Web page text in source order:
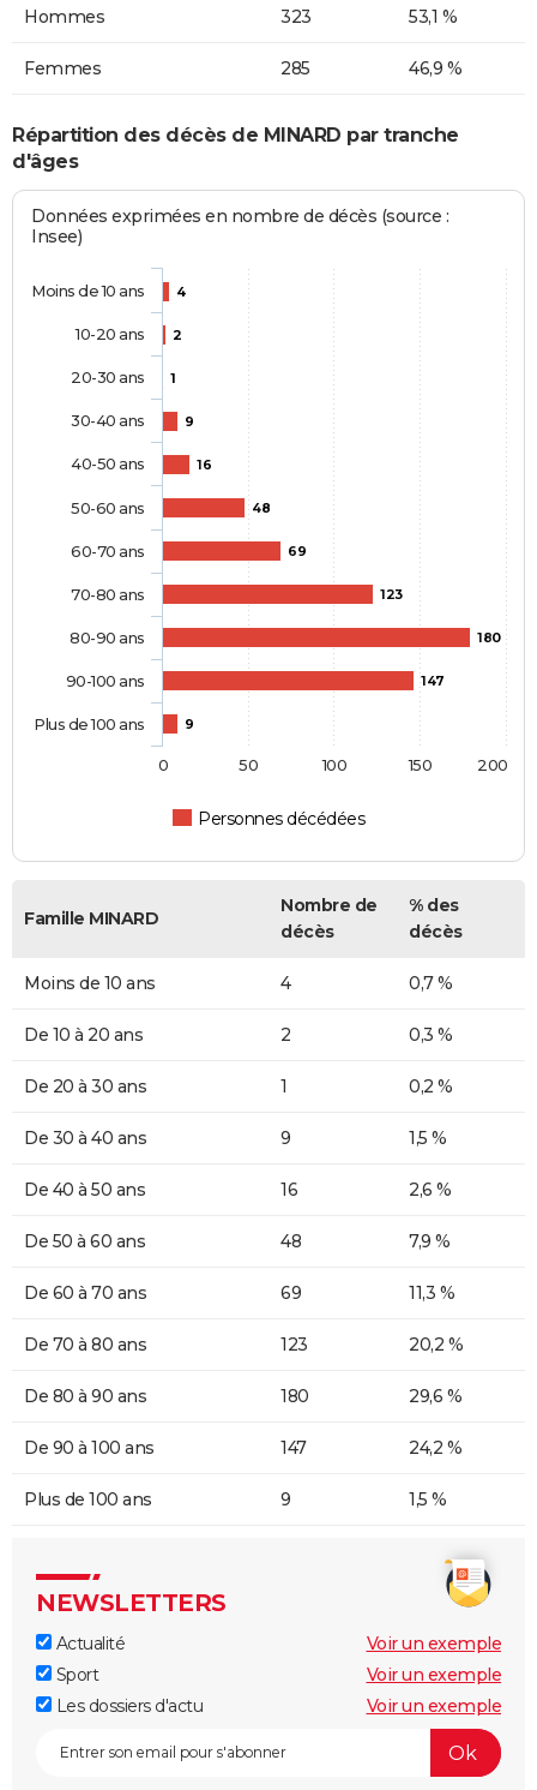
Hommes 323 53,1 %
Femmes 285 46,9 %
Répartition des décès de MINARD par tranche
d'âges
Données exprimées en nombre de décès (source :
Insee)
4
2
1
9
16
48
69
123
180
147
9
Personnes décédées
Moins de 10 ans
10-20 ans
20-30 ans
30-40 ans
40-50 ans
50-60 ans
60-70 ans
70-80 ans
80-90 ans
90-100 ans
Plus de 100 ans
0 50 100 150 200
Famille MINARD
Nombre de
décès
% des
décès
Moins de 10 ans 4 0,7 %
De 10 à 20 ans 2 0,3 %
De 20 à 30 ans 1 0,2 %
De 30 à 40 ans 9 1,5 %
De 40 à 50 ans 16 2,6 %
De 50 à 60 ans 48 7,9 %
De 60 à 70 ans 69 11,3 %
De 70 à 80 ans 123 20,2 %
De 80 à 90 ans 180 29,6 %
De 90 à 100 ans 147 24,2 %
Plus de 100 ans 9 1,5 %
NEWSLETTERS
Actualité
Voir un exemple
Sport
Voir un exemple
Les dossiers d'actu
Voir un exemple